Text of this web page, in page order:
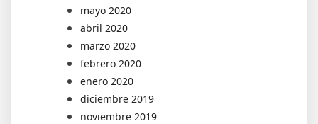
mayo 2020
abril 2020
marzo 2020
febrero 2020
enero 2020
diciembre 2019
noviembre 2019